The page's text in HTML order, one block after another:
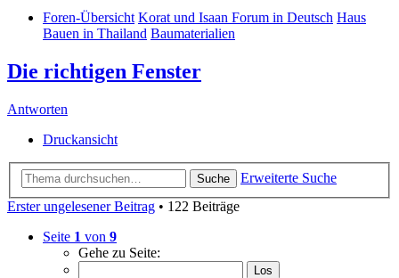
Foren-Übersicht Korat und Isaan Forum in Deutsch Haus
Bauen in Thailand Baumaterialien
Die richtigen Fenster
Antworten
Druckansicht
Suche
Erweiterte Suche
Erster ungelesener Beitrag • 122 Beiträge
Seite 1 von 9
Gehe zu Seite: